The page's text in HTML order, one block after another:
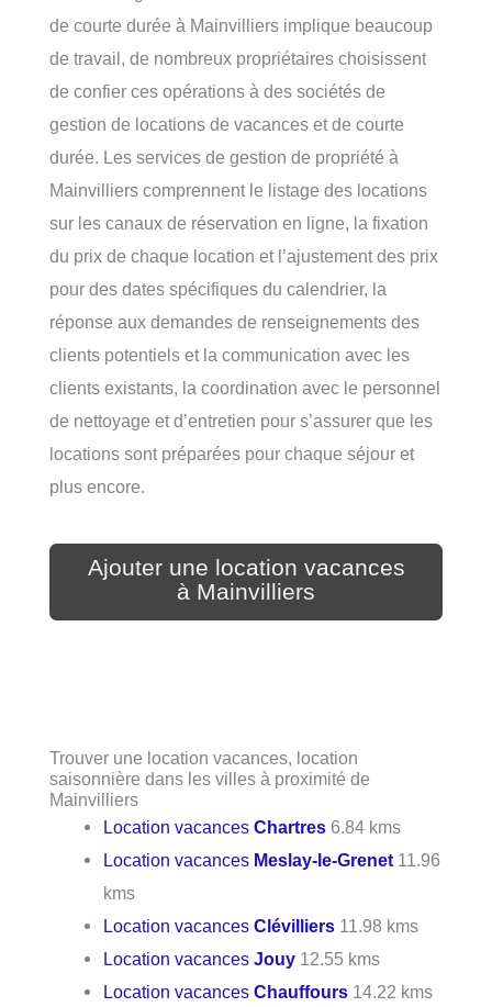
de courte durée à Mainvilliers implique beaucoup
de travail, de nombreux propriétaires choisissent
de confier ces opérations à des sociétés de
gestion de locations de vacances et de courte
durée. Les services de gestion de propriété à
Mainvilliers comprennent le listage des locations
sur les canaux de réservation en ligne, la fixation
du prix de chaque location et l’ajustement des prix
pour des dates spécifiques du calendrier, la
réponse aux demandes de renseignements des
clients potentiels et la communication avec les
clients existants, la coordination avec le personnel
de nettoyage et d’entretien pour s’assurer que les
locations sont préparées pour chaque séjour et
plus encore.
Ajouter une location vacances
à Mainvilliers
Trouver une location vacances, location
saisonnière dans les villes à proximité de
Mainvilliers
Location vacancesChartres 6.84 kms
Location vacances Meslay-le-Grenet 11.96
kms
Location vacancesClévilliers 11.98 kms
Location vacancesJouy 12.55 kms
Location vacancesChauffours 14.22 kms